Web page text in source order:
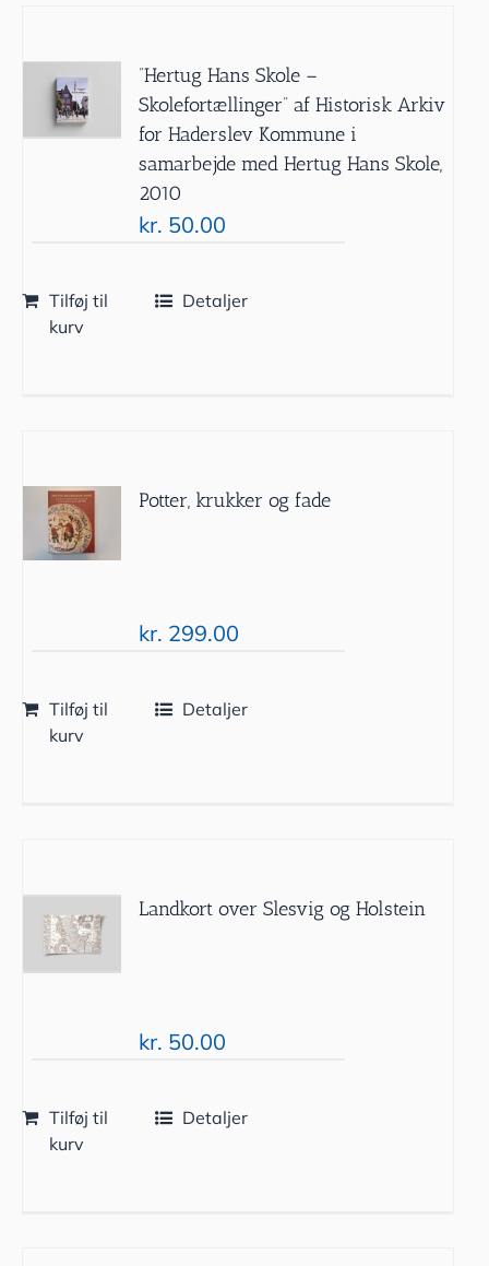
”Hertug Hans Skole –
Skolefortællinger” af Historisk Arkiv
for Haderslev Kommune i
samarbejde med Hertug Hans Skole,
2010
kr. 50.00
Tilføj til
kurv
Detaljer
Potter, krukker og fade
kr. 299.00
Tilføj til
kurv
Detaljer
Landkort over Slesvig og Holstein
kr. 50.00
Tilføj til
kurv
Detaljer